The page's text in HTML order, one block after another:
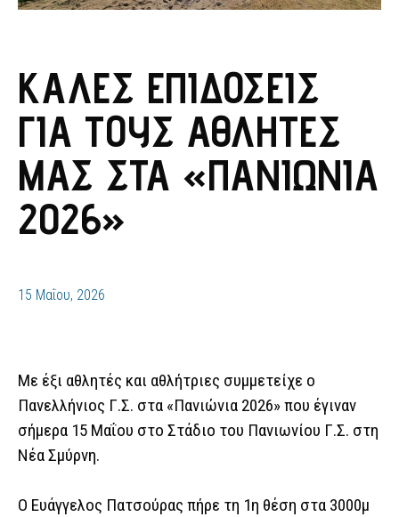
ΚΑΛΈΣ ΕΠΙΔΌΣΕΙΣ
ΓΙΑ ΤΟΥΣ ΑΘΛΗΤΈΣ
ΜΑΣ ΣΤΑ «ΠΑΝΙΏΝΙΑ
2026»
15 Μαΐου, 2026
Με έξι αθλητές και αθλήτριες συμμετείχε ο
Πανελλήνιος Γ.Σ. στα «Πανιώνια 2026» που έγιναν
σήμερα 15 Μαΐου στο Στάδιο του Πανιωνίου Γ.Σ. στη
Νέα Σμύρνη.
Ο Ευάγγελος Πατσούρας πήρε τη 1η θέση στα 3000μ